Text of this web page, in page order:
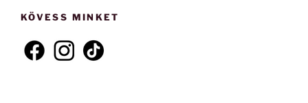
KÖVESS MINKET